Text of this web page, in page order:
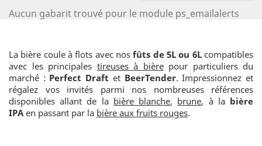
Aucun gabarit trouvé pour le module ps_emailalerts
La bière coule à flots avec nosfûts de 5L ou 6Lcompatibles
avec les principales tireuses à bièrepour particuliers du
marché : Perfect Draft et BeerTender. Impressionnez et
régalez vos invités parmi nos nombreuses références
disponibles allant de la bière blanche, brune, à la bière
IPAen passant par la bière aux fruits rouges.